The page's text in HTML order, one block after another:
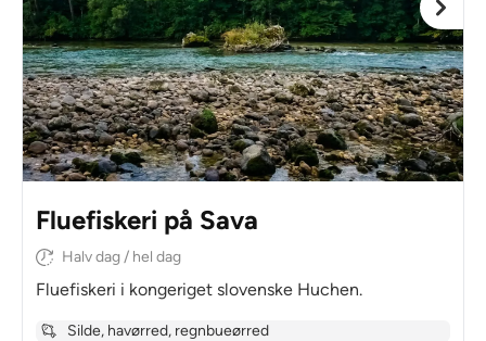
Fluefiskeri på Sava
Halv dag / hel dag
Fluefiskeri i kongeriget slovenske Huchen.
Silde, havørred, regnbueørred